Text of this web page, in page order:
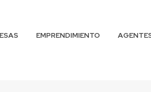
EMPRENDIMIENTO